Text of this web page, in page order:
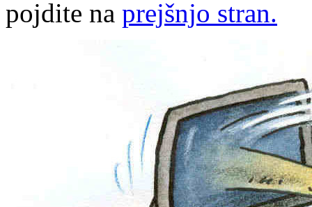
pojdite na prejšnjo stran.